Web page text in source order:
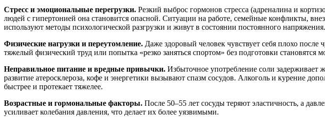
Стресс и эмоциональные перегрузки. Резкий выброс гормонов стресса (адреналина и
людей с гипертонией она становится опасной. Ситуации на работе, семейные конфликты,
используют методы психологической разгрузки и живут в состоянии постоянного напряжения.
Физические нагрузки и переутомление. Даже здоровый человек чувствует себя плохо
тяжелый физический труд или попытка «резко заняться спортом» без подготовки становятся
Неправильное питание и вредные привычки. Избыточное употребление соли задерживает
развитие атеросклероза, кофе и энергетики вызывают спазм сосудов. Алкоголь и курение
быстрее и протекает тяжелее.
Возрастные и гормональные факторы. После 50–55 лет сосуды теряют эластичность, а
усиливает колебания давления, что делает их более уязвимыми.